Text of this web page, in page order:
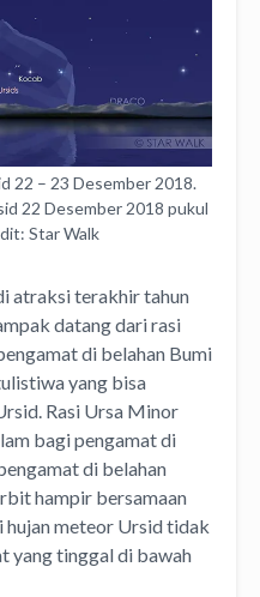
22 – 23 Desember 2018.
22 Desember 2018 pukul
Star Walk
atraksi terakhir tahun
datang dari rasi
di belahan Bumi
yang bisa
Rasi Ursa Minor
bagi pengamat di
di belahan
hampir bersamaan
meteor Ursid tidak
yang tinggal di bawah